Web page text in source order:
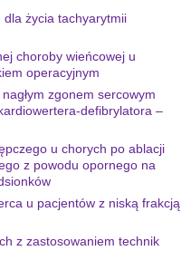
życia tachyarytmii
choroby wieńcowej u
operacyjnym
zgonem sercowym
defibrylatora –
u chorych po ablacji
z powodu opornego na
u pacjentów z niską frakcją
z zastosowaniem technik